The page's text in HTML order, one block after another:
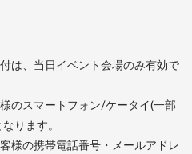
は、当日イベント会場のみ有効で
のスマートフォン/ケータイ(一部
ります。
様の携帯電話番号・メールアドレ